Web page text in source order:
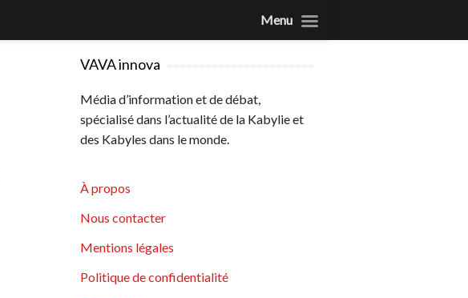
VAVA innova
Média d’information et de débat,
spécialisé dans l’actualité de la Kabylie et
des Kabyles dans le monde.
À propos
Nous contacter
Mentions légales
Politique de confidentialité
Menu